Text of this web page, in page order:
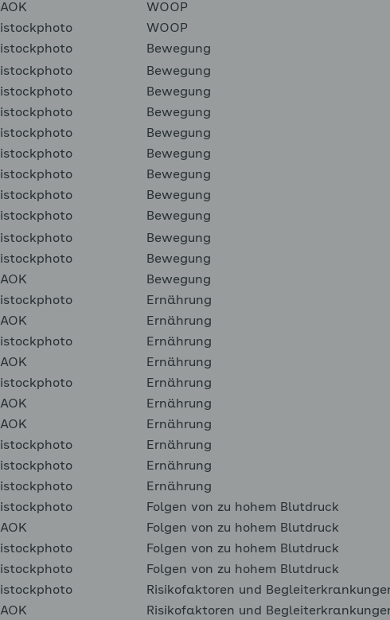
AOK
WOOP
istockphoto
WOOP
istockphoto
Bewegung
istockphoto
Bewegung
istockphoto
Bewegung
istockphoto
Bewegung
istockphoto
Bewegung
istockphoto
Bewegung
istockphoto
Bewegung
istockphoto
Bewegung
istockphoto
Bewegung
istockphoto
Bewegung
istockphoto
Bewegung
AOK
Bewegung
istockphoto
Ernährung
AOK
Ernährung
istockphoto
Ernährung
AOK
Ernährung
istockphoto
Ernährung
AOK
Ernährung
AOK
Ernährung
istockphoto
Ernährung
istockphoto
Ernährung
istockphoto
Ernährung
istockphoto
Folgen von zu hohem Blutdruck
AOK
Folgen von zu hohem Blutdruck
istockphoto
Folgen von zu hohem Blutdruck
istockphoto
Folgen von zu hohem Blutdruck
istockphoto
Risikofaktoren und
AOK
Risikofaktoren und